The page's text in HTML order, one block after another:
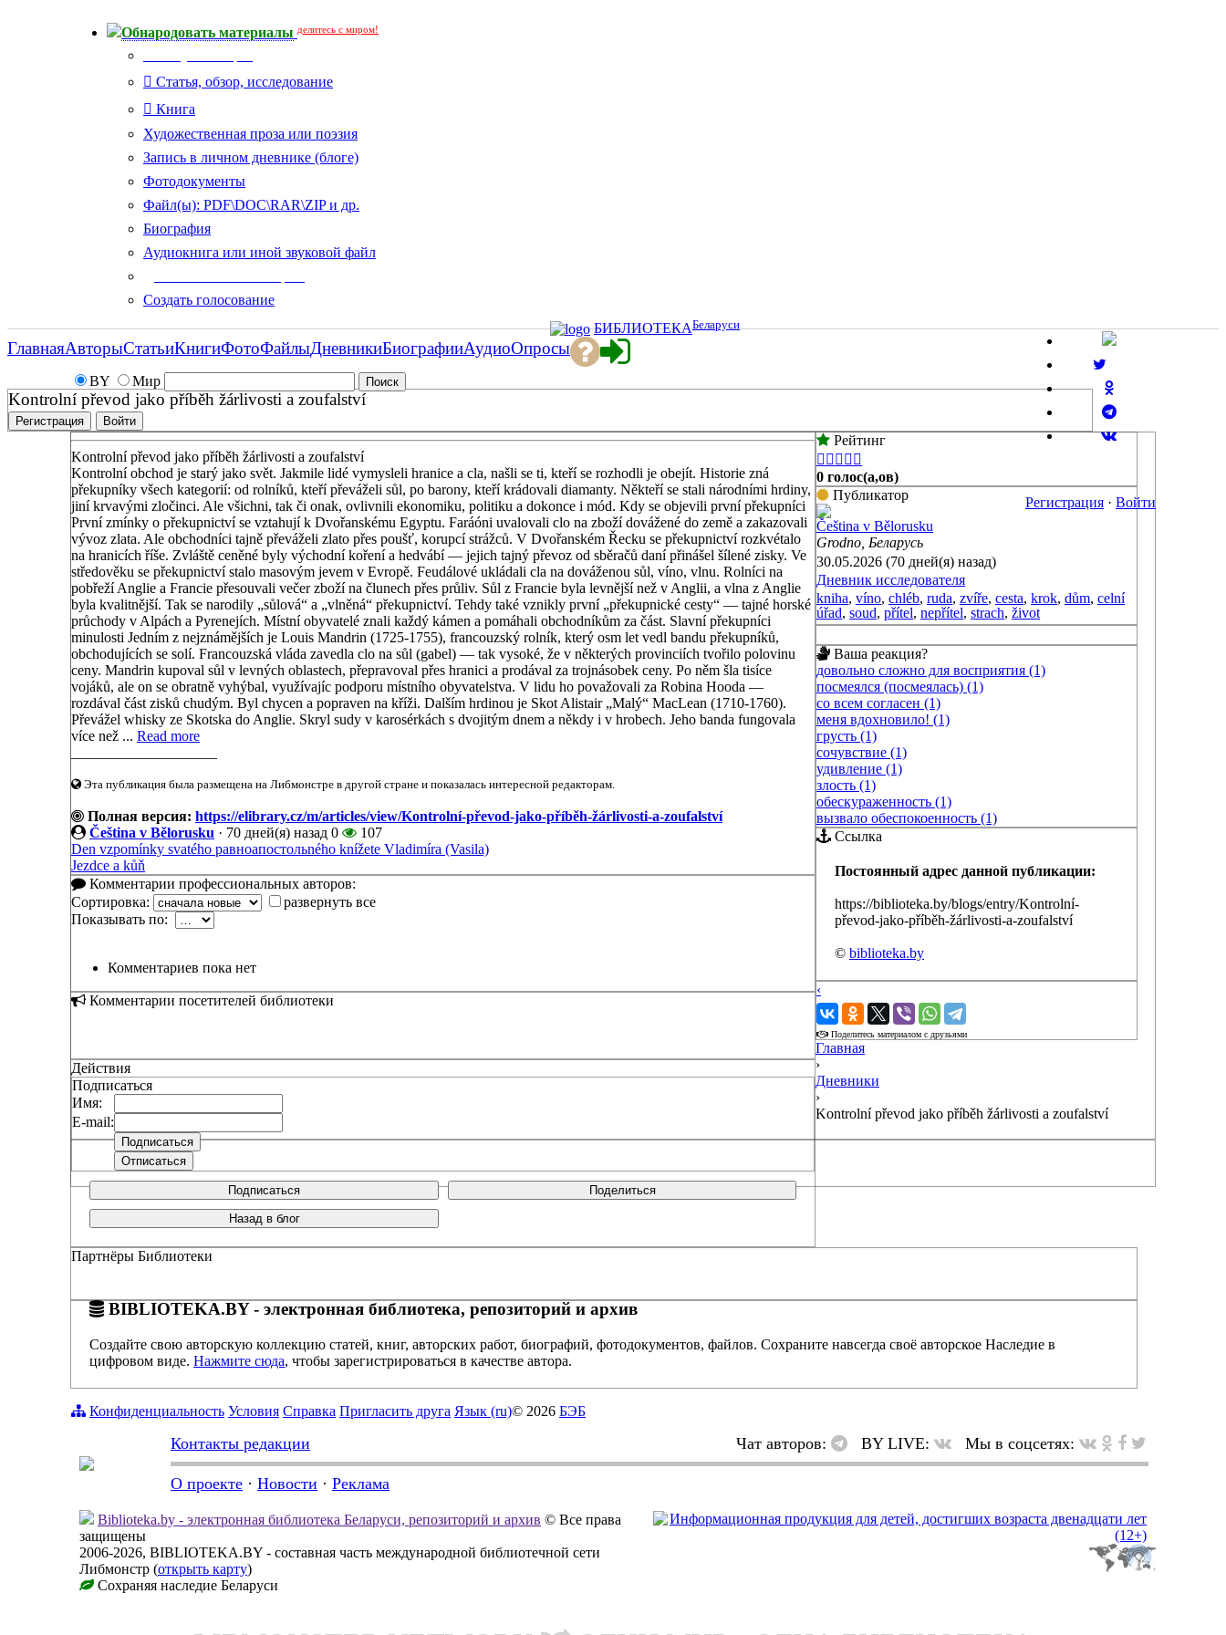
Обнародовать материалы делитесь с миром!
Статья, обзор, исследование
Книга
Художественная проза или поэзия
Запись в личном дневнике (блоге)
Фотодокументы
Файл(ы): PDF\DOC\RAR\ZIP и др.
Биография
Аудиокнига или иной звуковой файл
Создать голосование
BY Мир
БИБЛИОТЕКАБеларуси
Регистрация · Войти
ГлавнаяАвторыСтатьиКнигиФотоФайлыДневникиБиографииАудиоОпросы
Kontrolní převod jako příběh žárlivosti a zoufalství
Регистрация Войти
Kontrolní převod jako příběh žárlivosti a zoufalství
Kontrolní obchod je starý jako svět. Jakmile lidé vymysleli hranice a cla, našli se ti, kteří se rozhodli je obejít. Historie zná
překupníky všech kategorií: od rolníků, kteří převáželi sůl, po barony, kteří krádovali diamanty. Někteří se stali národními hrdiny,
jiní krvavými zločinci. Ale všichni, tak či onak, ovlivnili ekonomiku, politiku a dokonce i mód. Kdy se objevili první překupníci
První zmínky o překupnictví se vztahují k Dvořanskému Egyptu. Faráóni uvalovali clo na zboží dovážené do země a zakazovali
vývoz zlata. Ale obchodníci tajně převáželi zlato přes poušť, korupcí strážců. V Dvořanském Řecku se překupnictví rozkvétalo
na hranicích říše. Zvláště ceněné byly východní koření a hedvábí — jejich tajný převoz od sběračů daní přinášel šílené zisky. Ve
středověku se překupnictví stalo masovým jevem v Evropě. Feudálové ukládali cla na dováženou sůl, víno, vlnu. Rolníci na
pobřeží Anglie a Francie přesouvali večer zboží na člunech přes průliv. Sůl z Francie byla levnější než v Anglii, a vlna z Anglie
byla kvalitnější. Tak se narodily „sůlová“ a „vlněná“ překupnictví. Tehdy také vznikly první „překupnické cesty“ — tajné horské
průchody v Alpách a Pyrenejích. Místní obyvatelé znali každý kámen a pomáhali obchodníkům za část. Slavní překupníci
minulosti Jedním z nejznámějších je Louis Mandrin (1725-1755), francouzský rolník, který osm let vedl bandu překupníků,
obchodujících se solí. Francouzská vláda zavedla clo na sůl (gabel) — tak vysoké, že v některých provinciích tvořilo polovinu
ceny. Mandrin kupoval sůl v levných oblastech, přepravoval přes hranici a prodával za trojnásobek ceny. Po něm šla tisíce
vojáků, ale on se obratně vyhýbal, využívajíc podporu místního obyvatelstva. V lidu ho považovali za Robina Hooda —
rozdával část zisků chudým. Byl chycen a popraven na kříži. Dalším hrdinou je Skot Alistair „Malý“ MacLean (1710-1760).
Převážel whisky ze Skotska do Anglie. Skryl sudy v karosérkách s dvojitým dnem a někdy i v hrobech. Jeho banda fungovala
více než ... Read more
Эта публикация была размещена на Либмонстре в другой стране и показалась интересной редакторам.
Полная версия: https://elibrary.cz/m/articles/view/Kontrolní-převod-jako-příběh-žárlivosti-a-zoufalství
Čeština v Bělorusku · 70 дней(я) назад 0
107
Den vzpomínky svatého равноапостольného knížete Vladimíra (Vasila)
Jezdce a kůň
Комментарии профессиональных авторов:
Сортировка:
развернуть все
Показывать по:
Комментариев пока нет
Комментарии посетителей библиотеки
Действия
Подписаться
Имя:
E-mail:
Подписаться Поделиться
Назад в блог
Рейтинг
    
0 голос(а,ов)
Публикатор
Čeština v Bělorusku
Grodno, Беларусь
30.05.2026 (70 дней(я) назад)
Дневник исследователя
kniha, víno, chléb, ruda, zvíře, cesta, krok, dům, celní
úřad, soud, přítel, nepřítel, strach, život
Ваша реакция?
довольно сложно для восприятия (1)
посмеялся (посмеялась) (1)
со всем согласен (1)
меня вдохновило! (1)
грусть (1)
сочувствие (1)
удивление (1)
злость (1)
обескураженность (1)
вызвало обеспокоенность (1)
Ссылка
Постоянный адрес данной публикации:
https://biblioteka.by/blogs/entry/Kontrolní-
převod-jako-příběh-žárlivosti-a-zoufalství
© biblioteka.by
‹
›
Поделитесь материалом с друзьями
Партнёры Библиотеки
BIBLIOTEKA.BY - электронная библиотека, репозиторий и архив
Создайте свою авторскую коллекцию статей, книг, авторских работ, биографий, фотодокументов, файлов. Сохраните навсегда своё авторское Наследие в
цифровом виде. Нажмите сюда, чтобы зарегистрироваться в качестве автора.
Главная
›
Дневники
›
Kontrolní převod jako příběh žárlivosti a zoufalství
Конфиденциальность Условия Справка Пригласить друга Язык (ru)© 2026 БЭБ
Контакты редакции Чат авторов: BY LIVE: Мы в соцсетях:
О проекте · Новости · Реклама
Biblioteka.by - электронная библиотека Беларуси, репозиторий и архив © Все права
защищены
2006-2026, BIBLIOTEKA.BY - составная часть международной библиотечной сети
Либмонстр (открыть карту)
Сохраняя наследие Беларуси